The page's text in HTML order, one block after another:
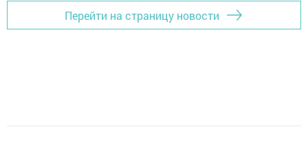
Перейти на страницу новости